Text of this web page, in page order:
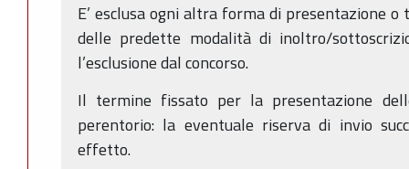
E’ esclusa ogni altra forma di presentazione
delle predette modalità di inoltro/
l’esclusione dal concorso.
Il termine fissato per la presentazione
perentorio: la eventuale riserva di invio
effetto.